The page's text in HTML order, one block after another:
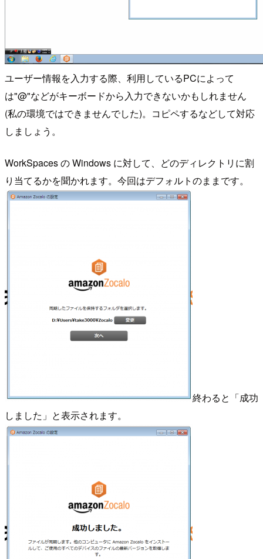
ユーザー情報を入力する際、利用しているPCによって
は"@"などがキーボードから入力できないかもしれません
(私の環境ではできませんでした)。コピペするなどして対応
しましょう。
WorkSpaces の Windows に対して、どのディレクトリに割
り当てるかを聞かれます。今回はデフォルトのままです。
終わると「成功
しました」と表示されます。